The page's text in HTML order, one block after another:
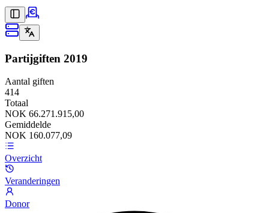
Partijgiften 2019
Aantal giften
414
Totaal
NOK 66.271.915,00
Gemiddelde
NOK 160.077,09
Overzicht
Veranderingen
Donor